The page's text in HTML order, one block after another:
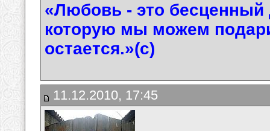
«Любовь - это
которую мы можем
остается.»(с)
11.12.2010, 17:45